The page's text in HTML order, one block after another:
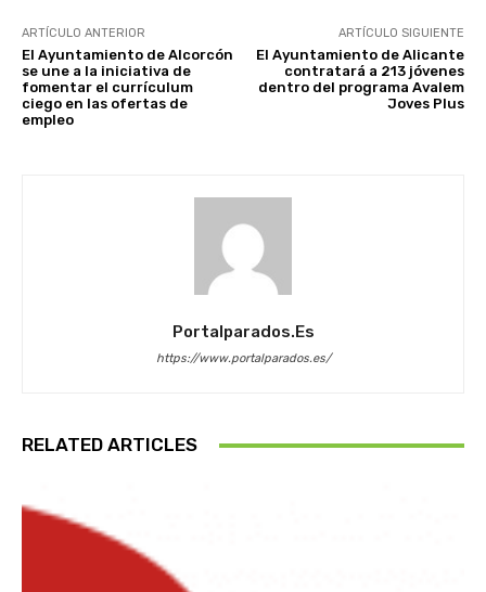
ARTÍCULO ANTERIOR
El Ayuntamiento de Alcorcón
se une a la iniciativa de
fomentar el currículum
ciego en las ofertas de
empleo
ARTÍCULO SIGUIENTE
El Ayuntamiento de Alicante
contratará a 213 jóvenes
dentro del programa Avalem
Joves Plus
Portalparados.es
https://www.portalparados.es/
RELATED ARTICLES